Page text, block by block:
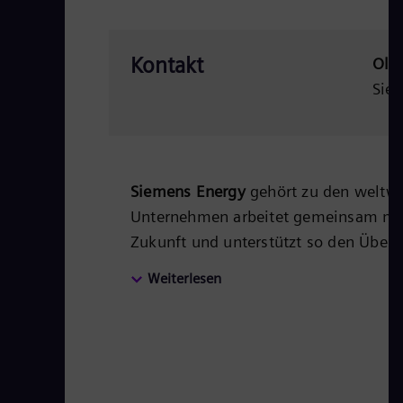
Kontakt
Siemens Energygehört zu den
Unternehmen arbeitet gemeinsam
Zukunft und unterstützt so den
Produkten, Lösungen und Services
Energiewertschöpfungskette ab –
Energieübertragung bis hin zur
Energietechnik, zum Beispiel Gas-
Hybridkraftwerke, Generatoren und
gehört Siemens Energy zu den
Weiterlesen